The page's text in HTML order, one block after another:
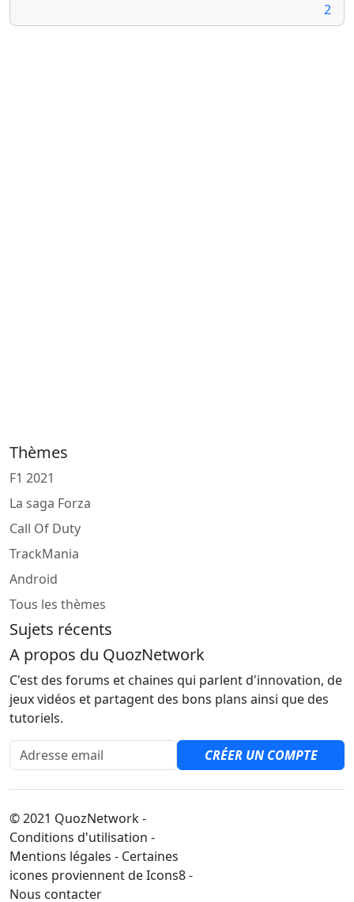
2
Thèmes
F1 2021
La saga Forza
Call Of Duty
TrackMania
Android
Tous les thèmes
Sujets récents
A propos du QuozNetwork
C'est des forums et chaines qui parlent d'innovation, de
jeux vidéos et partagent des bons plans ainsi que des
tutoriels.
Adresse email
CRÉER UN COMPTE
© 2021 QuozNetwork -
Conditions d'utilisation -
Mentions légales - Certaines
icones proviennent de Icons8 -
Nous contacter